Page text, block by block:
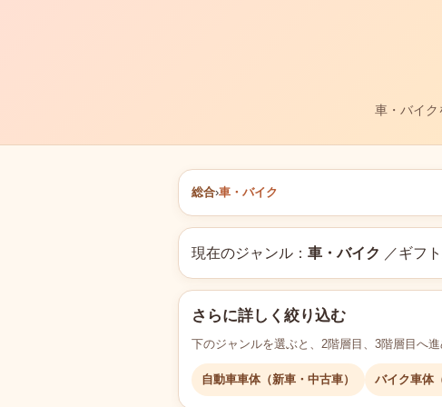
車・バイク
総合›車・バイク
現在のジャンル： 車・バイク ／ギフ
さらに詳しく絞り込む
下のジャンルを選ぶと、2階層目、3階層目へ進
自動車車体（新車・中古車） バイク車体